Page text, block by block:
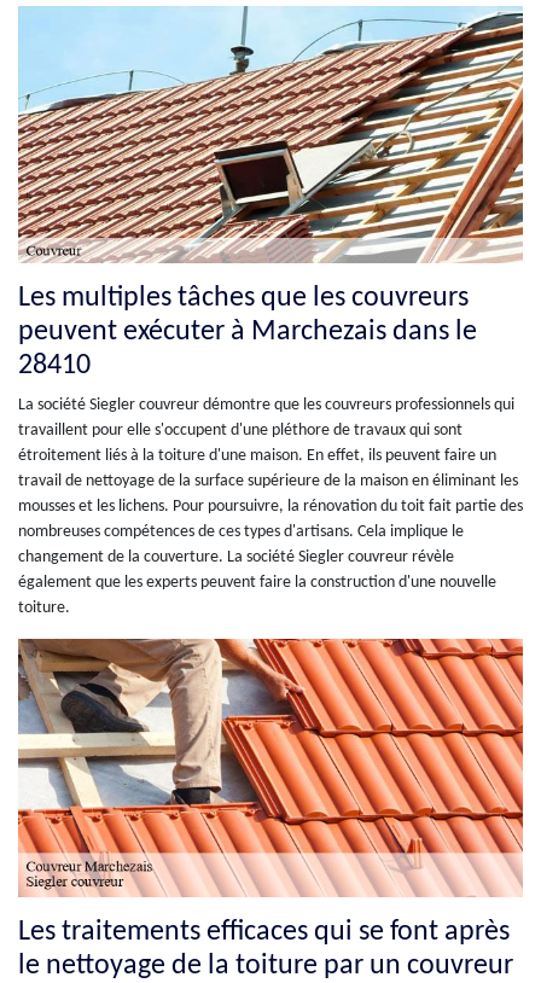
Les multiples tâches que les couvreurs
peuvent exécuter à Marchezais dans le
28410
La société Siegler couvreur démontre que les couvreurs professionnels qui
travaillent pour elle s'occupent d'une pléthore de travaux qui sont
étroitement liés à la toiture d'une maison. En effet, ils peuvent faire un
travail de nettoyage de la surface supérieure de la maison en éliminant les
mousses et les lichens. Pour poursuivre, la rénovation du toit fait partie des
nombreuses compétences de ces types d'artisans. Cela implique le
changement de la couverture. La société Siegler couvreur révèle
également que les experts peuvent faire la construction d'une nouvelle
toiture.
Les traitements efficaces qui se font après
le nettoyage de la toiture par un couvreur